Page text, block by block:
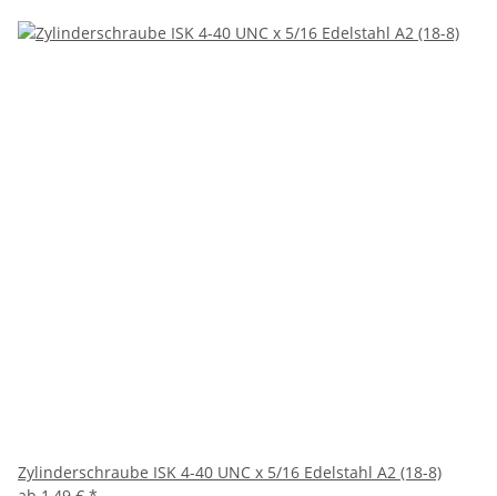
Zylinderschraube ISK 4-40 UNC x 5/16 Edelstahl A2 (18-8)